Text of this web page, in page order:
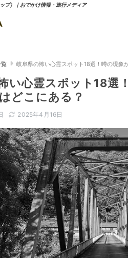
プ）｜おでかけ情報・旅行メディア
覧 岐阜県の怖い心霊スポット18選！噂の現象
い心霊スポット18選
どこにある？
2025年4月16日